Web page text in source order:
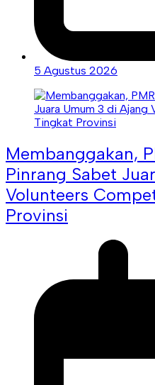
5 Agustus 2026
Membanggakan,
Pinrang Sabet
Volunteers
Provinsi